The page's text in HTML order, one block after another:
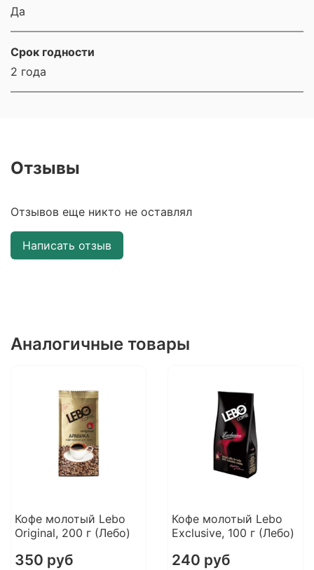
Да
Срок годности
2 года
Отзывы
Отзывов еще никто не оставлял
Написать отзыв
Аналогичные товары
Кофе молотый Lebo
Original, 200 г (Лебо)
350 руб
Кофе молотый Lebo
Exclusive, 100 г (Лебо)
240 руб